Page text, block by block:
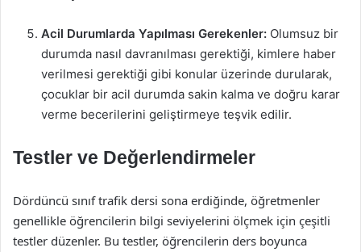
Acil Durumlarda Yapılması Gerekenler: Olumsuz bir
durumda nasıl davranılması gerektiği, kimlere haber
verilmesi gerektiği gibi konular üzerinde durularak,
çocuklar bir acil durumda sakin kalma ve doğru karar
verme becerilerini geliştirmeye teşvik edilir.
Testler ve Değerlendirmeler
Dördüncü sınıf trafik dersi sona erdiğinde, öğretmenler
genellikle öğrencilerin bilgi seviyelerini ölçmek için çeşitli
testler düzenler. Bu testler, öğrencilerin ders boyunca